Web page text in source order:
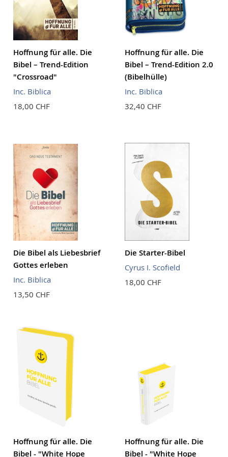
Hoffnung für alle. Die
Bibel – Trend-Edition
"Crossroad"
Inc. Biblica
18,00 CHF
Hoffnung für alle. Die
Bibel – Trend-Edition 2.0
(Bibelhülle)
Inc. Biblica
32,40 CHF
Die Bibel als Liebesbrief
Gottes erleben
Inc. Biblica
13,50 CHF
Die Starter-Bibel
Cyrus I. Scofield
18,00 CHF
Hoffnung für alle. Die
Bibel - "White Hope
Hoffnung für alle. Die
Bibel - "White Hope